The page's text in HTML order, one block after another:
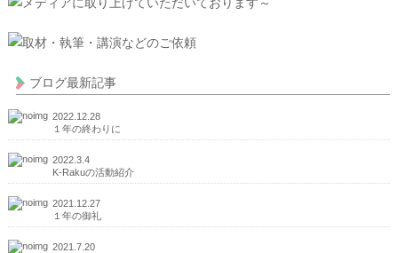
ブログ最新記事
2022.12.28
１年の終わりに
2022.3.4
K-Rakuの活動紹介
2021.12.27
１年の御礼
2021.7.20